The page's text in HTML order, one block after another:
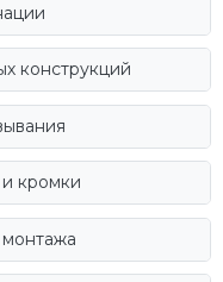
конструкций
кромки